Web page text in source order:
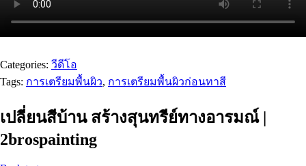
Categories: วีดีโอ
Tags: การเตรียมพื้นผิว, การเตรียมพื้นผิวก่อนทาสี
เปลี่ยนสีบ้าน สร้างสุนทรีย์ทางอารมณ์ |
2brospainting